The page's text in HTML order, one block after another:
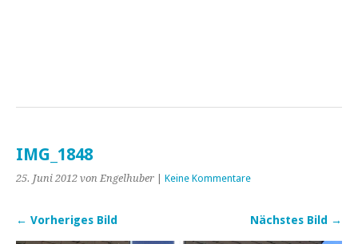
IMG_1848
25. Juni 2012 von Engelhuber Keine Kommentare
← Vorheriges Bild Nächstes Bild →